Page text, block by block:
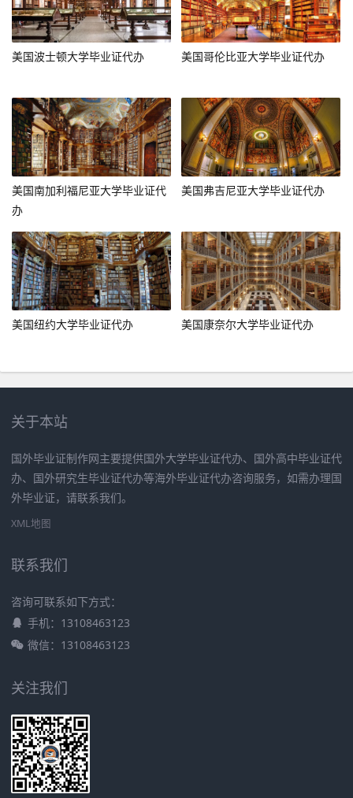
美国波士顿大学毕业证代办 美国哥伦比亚大学毕业证代办
美国南加利福尼亚大学毕业证代
办
美国弗吉尼亚大学毕业证代办
美国纽约大学毕业证代办 美国康奈尔大学毕业证代办
关于本站
国外毕业证制作网主要提供国外大学毕业证代办、国外高中毕业证代
办、国外研究生毕业证代办等海外毕业证代办咨询服务，如需办理国
外毕业证，请联系我们。
XML地图
联系我们
咨询可联系如下方式：
手机：13108463123
微信：13108463123
关注我们